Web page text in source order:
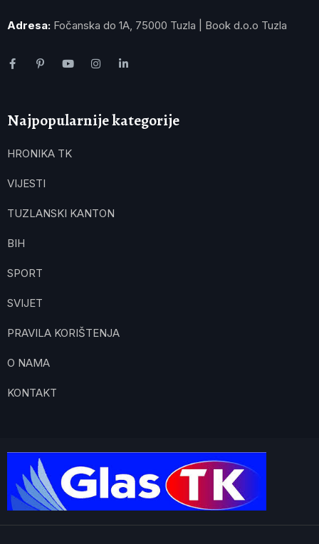
Adresa: Fočanska do 1A, 75000 Tuzla | Book d.o.o Tuzla
Najpopularnije kategorije
HRONIKA TK
VIJESTI
TUZLANSKI KANTON
BIH
SPORT
SVIJET
PRAVILA KORIŠTENJA
O NAMA
KONTAKT